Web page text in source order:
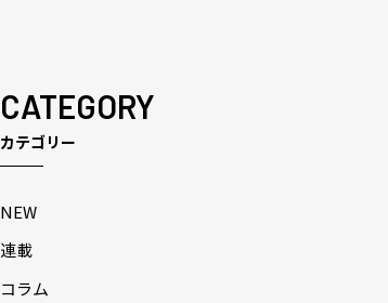
CATEGORY
カテゴリー
NEW
連載
コラム